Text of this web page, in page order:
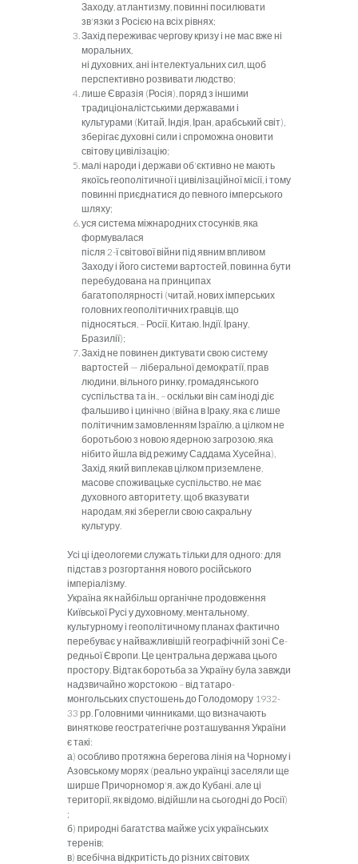
Заходу, атлантизму, повинні посилювати
зв'язки з Росією на всіх рівнях;
Захід переживає чергову кризу і не мас вже ні
моральних,
ні духовних, ані інтелектуальних сил, щоб
перспективно розви­вати людство;
лише Євразія (Росія), поряд з іншими
традиціоналістськими державами і
культурами (Китай, Індія, Іран, арабський світ),
зберігає духовні сили і спроможна оновити
світову цивілізацію;
малі народи і держави об'єктивно не мають
якоїсь геополітичної і цивілізаційної місії, і тому
повинні приєднатися до певного імперського
шляху;
уся система міжнародних стосунків, яка
формувалася
після 2-ї світової війни під явним впливом
Заходу і його систе­ми вартостей, повинна бути
перебудована на принципах
багатополярності (читай, нових імперських
головних геополітичних гравців, що
підносяться, – Росії, Китаю, Індії. Ірану,
Бразилії);
Захід не повинен диктувати свою систему
вартостей — лі­беральної демократії, прав
людини, вільного ринку, громадянсь­кого
суспільства та ін., – оскільки він сам іноді діє
фальшиво і цинічно (війна в Іраку, яка є лише
політичним замовленням Ізраїлю, а цілком не
боротьбою з новою ядерною загрозою, яка
нібито йшла від режиму Саддама Хусейна),
Захід, який випле­кав цілком приземлене,
масове споживацьке суспільство, не має
духовного авторитету, щоб вказувати
народам, які зберегли свою сакральну
культуру.
Усі ці ідеологеми служать тільки для одного: для
підстав з розгортання нового російського
імперіалізму.
Україна як найбільш органічне продовження
Київської Русі у духовному, ментальному,
культурному і геополітичному пла­нах фактично
перебуває у найважливішій географічній зоні Се­
редньої Європи. Це центральна держава цього
простору. Відтак боротьба за Україну була завжди
надзвичайно жорстокою – від татаро-
монгольських спустошень до Голодомору 1932-
33 рр. Головними чинниками, що визначають
виняткове геостратегічне розташування України
є такі:
а) особливо протяжна берегова лінія на Чорному і
Азовсько­му морях (реально українці заселяли ще
ширше Причорномор'я, аж до Кубані, але ці
території, як відомо, відійшли на сьогодні до Росії)
;
б) природні багатства майже усіх українських
теренів;
в) всебічна відкритість до різних світових